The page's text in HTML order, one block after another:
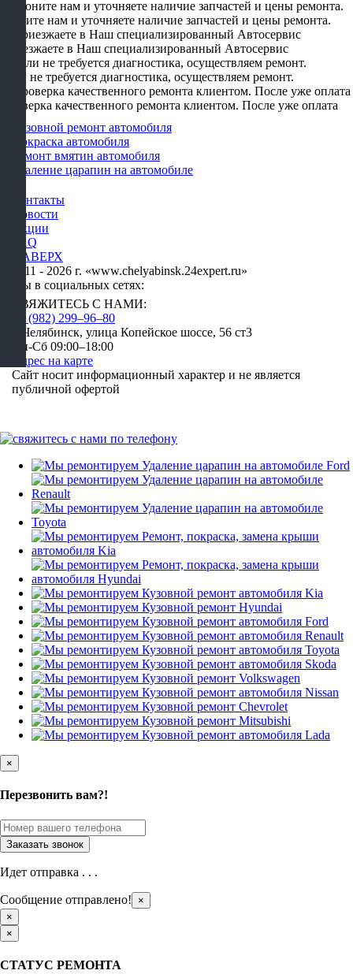
Звоните нам и уточняете наличие запчастей и цены ремонта.
Приезжаете в Наш специализированный Автосервис
Если не требуется диагностика, осуществляем ремонт.
Проверка качественного ремонта клиентом. После уже оплата
Контакты
Новости
Акции
FAQ
НАВЕРХ
2011 - 2026 г. «www.chelyabinsk.24expert.ru»
Кузовной ремонт автомобиля
Покраска автомобиля
Ремонт вмятин автомобиля
Удаление царапин на автомобиле
Мы в социальных сетях:
СВЯЖИТЕСЬ С НАМИ:
+7 (982) 299‒96‒80
г. Челябинск, улица Копейское шоссе, 56 ст3​
Пн-Сб 09:00–18:00
Адрес на карте
Сайт носит информационный характер и не является
публичной офертой
×
Перезвонить вам?!
Идет отправка . . .
Сообщение отправлено!
×
×
×
СТАТУС РЕМОНТА